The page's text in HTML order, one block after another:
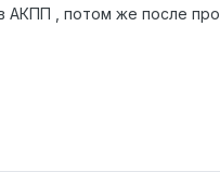
АКПП , потом же после